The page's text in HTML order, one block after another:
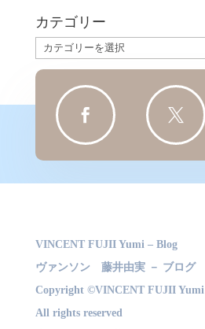
カテゴリー
カ
 
VINCENT FUJII Yumi – Blog
ヴァンソン 藤井由実 － ブログ
Copyright ©VINCENT FUJII Yumi
All rights reserved